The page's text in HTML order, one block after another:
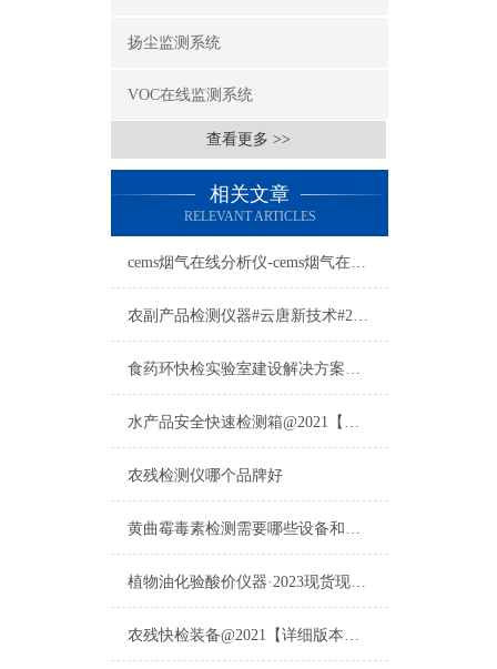
扬尘监测系统
VOC在线监测系统
查看更多 >>
相关文章
RELEVANT ARTICLES
cems烟气在线分析仪-cems烟气在线分析仪-cems烟气在线分析仪
农副产品检测仪器#云唐新技术#2021【专业农副产品检测】
食药环快检实验室建设解决方案及快检装备【推荐云唐精选配套方案】
水产品安全快速检测箱@2021【详细版本】@专业水产品快检箱
农残检测仪哪个品牌好
黄曲霉毒素检测需要哪些设备和仪器·【2022好货推荐】·黄曲霉检测仪
植物油化验酸价仪器·2023现货现发·植物油化验酸价仪器
农残快检装备@2021【详细版本】@新款农药残留快检装备